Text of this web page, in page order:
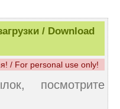
/ Download
/ For personal use only!
посмотрите